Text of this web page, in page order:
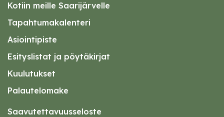
Kotiin meille Saarijärvelle
Tapahtumakalenteri
Asiointipiste
Esityslistat ja pöytäkirjat
Kuulutukset
Palautelomake
Saavutettavuusseloste